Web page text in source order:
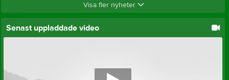
Visa fler nyheter
Senast uppladdade video